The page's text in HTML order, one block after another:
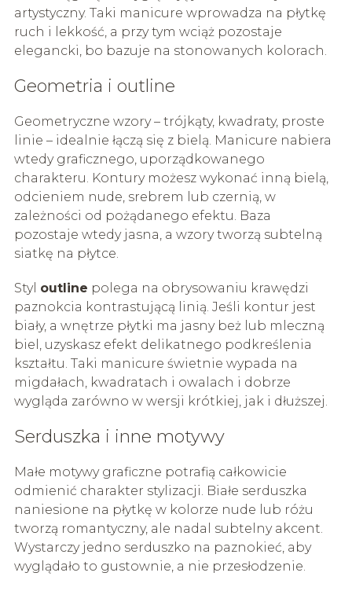
artystyczny. Taki manicure wprowadza na płytkę
ruch i lekkość, a przy tym wciąż pozostaje
elegancki, bo bazuje na stonowanych kolorach.
Geometria i outline
Geometryczne wzory – trójkąty, kwadraty, proste
linie – idealnie łączą się z bielą. Manicure nabiera
wtedy graficznego, uporządkowanego
charakteru. Kontury możesz wykonać inną bielą,
odcieniem nude, srebrem lub czernią, w
zależności od pożądanego efektu. Baza
pozostaje wtedy jasna, a wzory tworzą subtelną
siatkę na płytce.
Styl outline polega na obrysowaniu krawędzi
paznokcia kontrastującą linią. Jeśli kontur jest
biały, a wnętrze płytki ma jasny beż lub mleczną
biel, uzyskasz efekt delikatnego podkreślenia
kształtu. Taki manicure świetnie wypada na
migdałach, kwadratach i owalach i dobrze
wygląda zarówno w wersji krótkiej, jak i dłuższej.
Serduszka i inne motywy
Małe motywy graficzne potrafią całkowicie
odmienić charakter stylizacji. Białe serduszka
naniesione na płytkę w kolorze nude lub różu
tworzą romantyczny, ale nadal subtelny akcent.
Wystarczy jedno serduszko na paznokieć, aby
wyglądało to gustownie, a nie przesłodzenie.